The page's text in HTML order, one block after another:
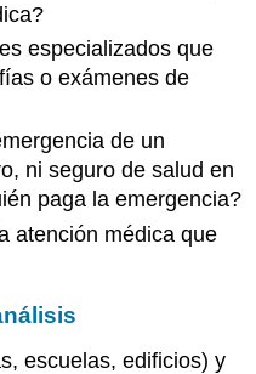
especializados que
o exámenes de
de un
ni seguro de salud en
paga la emergencia?
atención médica que
escuelas, edificios) y